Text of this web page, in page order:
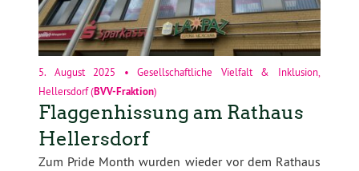
5. August 2025 •Gesellschaftliche Vielfalt & Inklusion
Hellersdorf(BVV-Fraktion)
Flaggenhissung am Rathaus
Hellersdorf
Zum Pride Month wurden wieder vor dem Rathaus